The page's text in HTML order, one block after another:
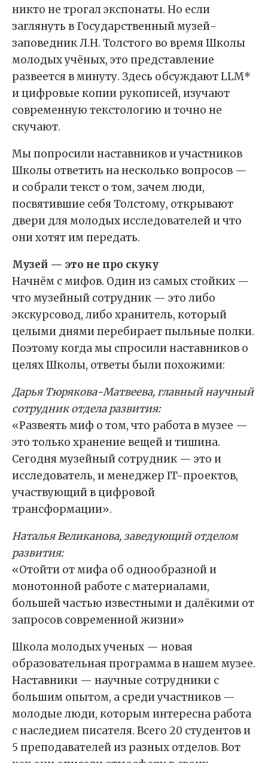
никто не трогал экспонаты. Но если
заглянуть в Государственный музей-
заповедник Л.Н. Толстого во время Школы
молодых учёных, это представление
развеется в минуту. Здесь обсуждают LLM*
и цифровые копии рукописей, изучают
современную текстологию и точно не
скучают.
Мы попросили наставников и участников
Школы ответить на несколько вопросов —
и собрали текст о том, зачем люди,
посвятившие себя Толстому, открывают
двери для молодых исследователей и что
они хотят им передать.
Музей — это не про скуку
Начнём с мифов. Один из самых стойких —
что музейный сотрудник — это либо
экскурсовод, либо хранитель, который
целыми днями перебирает пыльные полки.
Поэтому когда мы спросили наставников о
целях Школы, ответы были похожими:
Дарья Тюрякова-Матвеева, главный научный
сотрудник отдела развития:
«Развеять миф о том, что работа в музее —
это только хранение вещей и тишина.
Сегодня музейный сотрудник — это и
исследователь, и менеджер IT-проектов,
участвующий в цифровой
трансформации».
Наталья Великанова, заведующий отделом
развития:
«Отойти от мифа об однообразной и
монотонной работе с материалами,
большей частью известными и далёкими от
запросов современной жизни»
Школа молодых ученых — новая
образовательная программа в нашем музее.
Наставники — научные сотрудники с
большим опытом, а среди участников —
молодые люди, которым интересна работа
с наследием писателя. Всего 20 студентов и
5 преподавателей из разных отделов. Вот